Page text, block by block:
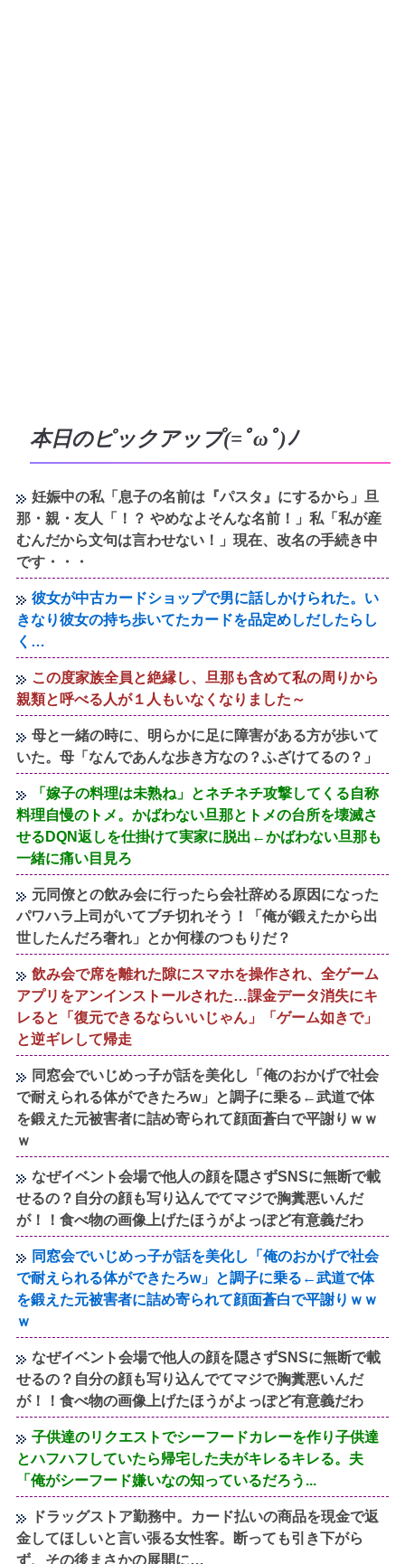
本日のピックアップ(=ﾟωﾟ)ﾉ
妊娠中の私「息子の名前は『パスタ』にするから」旦
那・親・友人「！？ やめなよそんな名前！」私「私が産
むんだから文句は言わせない！」現在、改名の手続き中
です・・・
彼女が中古カードショップで男に話しかけられた。い
きなり彼女の持ち歩いてたカードを品定めしだしたらし
く…
この度家族全員と絶縁し、旦那も含めて私の周りから
親類と呼べる人が１人もいなくなりました～
母と一緒の時に、明らかに足に障害がある方が歩いて
いた。母「なんであんな歩き方なの？ふざけてるの？」
「嫁子の料理は未熟ね」とネチネチ攻撃してくる自称
料理自慢のトメ。かばわない旦那とトメの台所を壊滅さ
せるDQN返しを仕掛けて実家に脱出←かばわない旦那も
一緒に痛い目見ろ
元同僚との飲み会に行ったら会社辞める原因になった
パワハラ上司がいてブチ切れそう！「俺が鍛えたから出
世したんだろ奢れ」とか何様のつもりだ？
飲み会で席を離れた隙にスマホを操作され、全ゲーム
アプリをアンインストールされた…課金データ消失にキ
レると「復元できるならいいじゃん」「ゲーム如きで」
と逆ギレして帰走
同窓会でいじめっ子が話を美化し「俺のおかげで社会
で耐えられる体ができたろw」と調子に乗る←武道で体
を鍛えた元被害者に詰め寄られて顔面蒼白で平謝りｗｗ
ｗ
なぜイベント会場で他人の顔を隠さずSNSに無断で載
せるの？自分の顔も写り込んでてマジで胸糞悪いんだ
が！！食べ物の画像上げたほうがよっぽど有意義だわ
同窓会でいじめっ子が話を美化し「俺のおかげで社会
で耐えられる体ができたろw」と調子に乗る←武道で体
を鍛えた元被害者に詰め寄られて顔面蒼白で平謝りｗｗ
ｗ
なぜイベント会場で他人の顔を隠さずSNSに無断で載
せるの？自分の顔も写り込んでてマジで胸糞悪いんだ
が！！食べ物の画像上げたほうがよっぽど有意義だわ
子供達のリクエストでシーフードカレーを作り子供達
とハフハフしていたら帰宅した夫がキレるキレる。夫
「俺がシーフード嫌いなの知っているだろう...
ドラッグストア勤務中。カード払いの商品を現金で返
金してほしいと言い張る女性客。断っても引き下がら
ず、その後まさかの展開に…